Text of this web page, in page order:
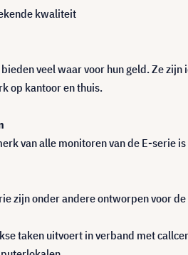
kwaliteit
veel waar voor hun geld. Ze
op kantoor en thuis.
van alle monitoren van de E-serie
zijn onder andere ontworpen voor
taken uitvoert in verband met